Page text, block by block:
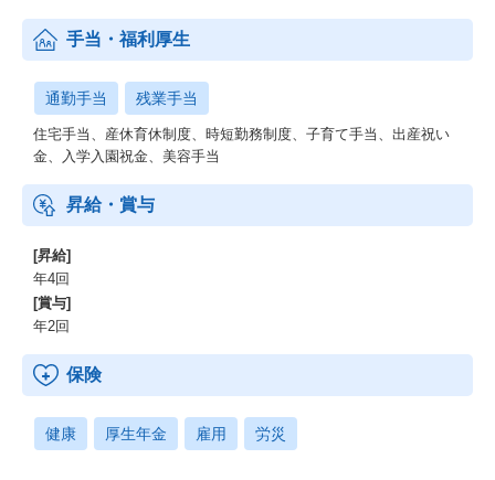
手当・福利厚生
通勤手当 残業手当
住宅手当、産休育休制度、時短勤務制度、子育て手当、出産祝い
金、入学入園祝金、美容手当
昇給・賞与
[昇給]
年4回
[賞与]
年2回
保険
健康 厚生年金 雇用 労災